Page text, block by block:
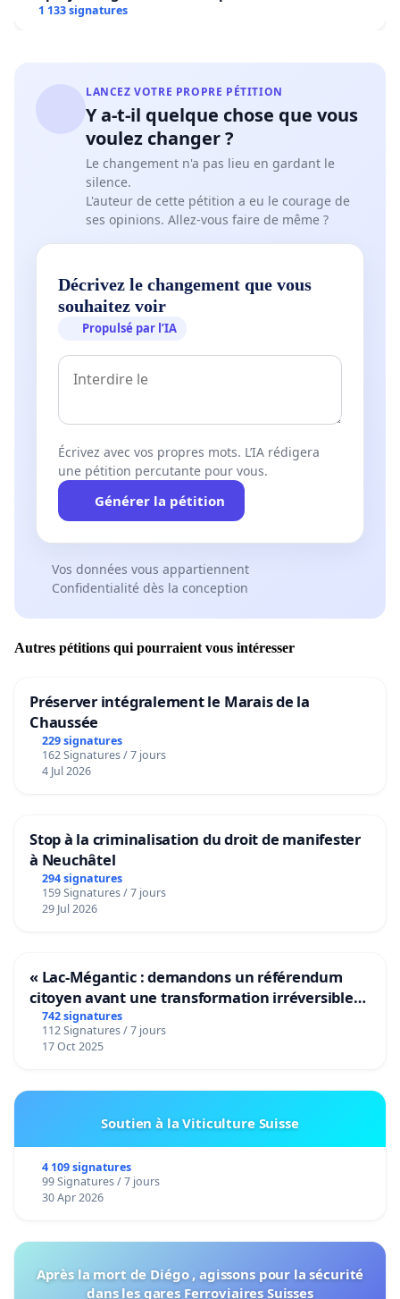
1 133 signatures
LANCEZ VOTRE PROPRE PÉTITION
Y a-t-il quelque chose que vous
voulez changer ?
Le changement n'a pas lieu en gardant le
silence.
L'auteur de cette pétition a eu le courage de
ses opinions. Allez-vous faire de même ?
Décrivez le changement que vous
souhaitez voir
Propulsé par l’IA
Écrivez avec vos propres mots. L’IA rédigera
une pétition percutante pour vous.
Générer la pétition
Vos données vous appartiennent
Confidentialité dès la conception
Autres pétitions qui pourraient vous intéresser
Préserver intégralement le Marais de la
Chaussée
229 signatures
162 Signatures / 7 jours
4 Jul 2026
Stop à la criminalisation du droit de manifester
à Neuchâtel
294 signatures
159 Signatures / 7 jours
29 Jul 2026
« Lac-Mégantic : demandons un référendum
citoyen avant une transformation irréversible
de notre territoire »
742 signatures
112 Signatures / 7 jours
17 Oct 2025
Soutien à la Viticulture Suisse
4 109 signatures
99 Signatures / 7 jours
30 Apr 2026
Après la mort de Diégo , agissons pour la sécurité
dans les gares Ferroviaires Suisses